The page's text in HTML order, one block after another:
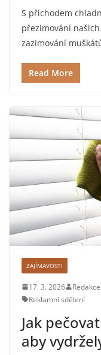
S příchodem
přezimování
zazimování
Read More
ZAJÍMAVOSTI
17. 3. 2026 Redakce
Reklamní sdělení
Jak
aby